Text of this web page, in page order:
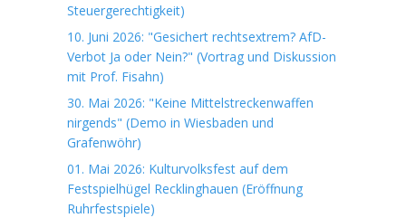
Steuergerechtigkeit)
10. Juni 2026: "Gesichert rechtsextrem? AfD-
Verbot Ja oder Nein?" (Vortrag und Diskussion
mit Prof. Fisahn)
30. Mai 2026: "Keine Mittelstreckenwaffen
nirgends" (Demo in Wiesbaden und
Grafenwöhr)
01. Mai 2026: Kulturvolksfest auf dem
Festspielhügel Recklinghauen (Eröffnung
Ruhrfestspiele)